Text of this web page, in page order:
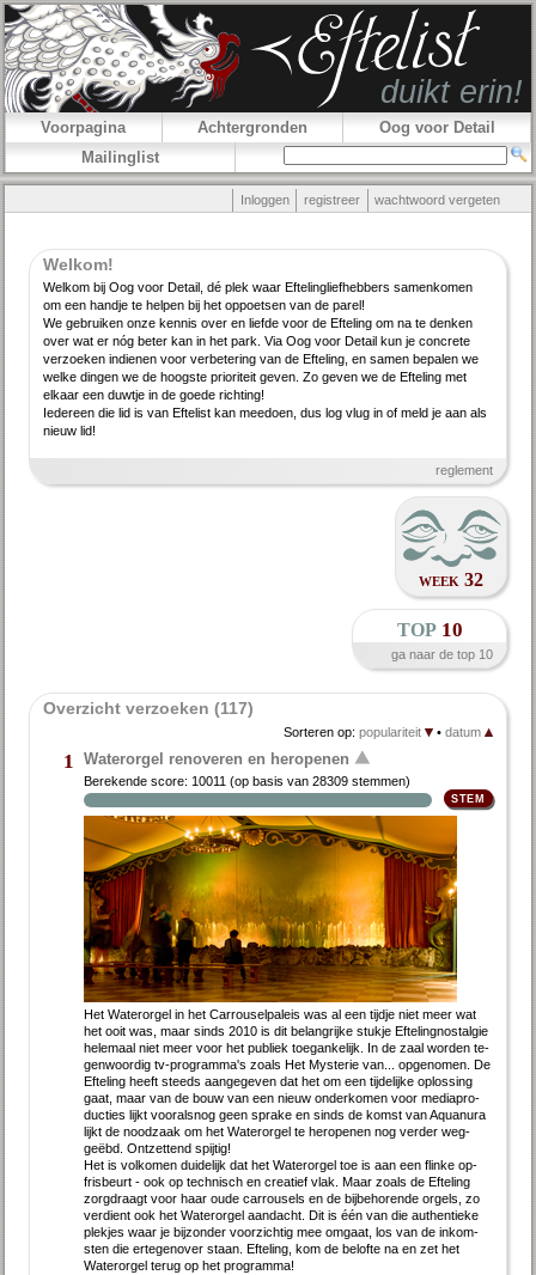
Voorpagina Achtergronden
Oog voor Detail
Mailinglist
Inloggen registreer wachtwoord vergeten
Welkom!
Welkom bij Oog voor Detail, dé plek waar Efteling­lief­hebbers samenkomen
om een handje te helpen bij het oppoetsen van de parel!
We gebruiken onze kennis over en liefde voor de Efteling om na te denken
over wat er nóg beter kan in het park. Via Oog voor Detail kun je concrete
verzoeken indienen voor verbe­tering van de Efteling, en samen bepalen we
welke dingen we de hoogste priori­teit geven. Zo geven we de Efteling met
elkaar een duwtje in de goede richting!
Iedereen die lid is van Eftelist kan meedoen, dus log vlug in of meld je aan als
nieuw lid!
reglement
week 32
top 10
ga naar de top 10
Overzicht verzoeken (117)
Sorteren op: populariteit • datum
1 Waterorgel renoveren en heropenen
Berekende score: 10011 (op basis van28309 stemmen)
Het Wa­ter­or­gel in het Car­rou­sel­pa­leis was al een tijd­je niet meer wat
het ooit was, maar sinds 2010 is dit be­lang­rij­ke stuk­je Ef­te­ling­nostal­gie
he­le­maal niet meer voor het pu­bliek toe­gan­ke­lijk. In de zaal wor­den te­
gen­woor­dig tv-pro­gram­ma's zo­als Het Mysterie van... op­ge­no­men. De
Ef­te­ling heeft steeds aan­ge­ge­ven dat het om een tij­de­lij­ke op­los­sing
gaat, maar van de bouw van een nieuw on­der­ko­men voor me­dia­pro­
duc­ties lijkt voor­als­nog geen spra­ke en sinds de komst van Aquan­ura
lijkt de nood­zaak om het Wa­ter­or­gel te her­o­pe­nen nog ver­der weg­
geëbd. Ont­zet­tend spij­tig!
Het is vol­ko­men dui­de­lijk dat het Wa­ter­or­gel toe is aan een flin­ke op­
fris­beurt - ook op tech­nisch en cre­a­tief vlak. Maar zo­als de Ef­te­ling
zorgdraagt voor haar ou­de car­rou­sels en de bij­be­ho­ren­de or­gels, zo
ver­dient ook het Wa­ter­or­gel aan­dacht. Dit is één van die au­then­tie­ke
plek­jes waar je bij­zon­der voor­zich­tig mee om­gaat, los van de in­kom­
sten die er­te­gen­over staan. Ef­te­ling, kom de be­lof­te na en zet het
Water­orgel terug op het pro­gram­ma!